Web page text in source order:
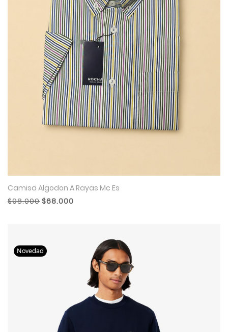
Camisa Algodon A Rayas Mc Es
$98.000 $68.000